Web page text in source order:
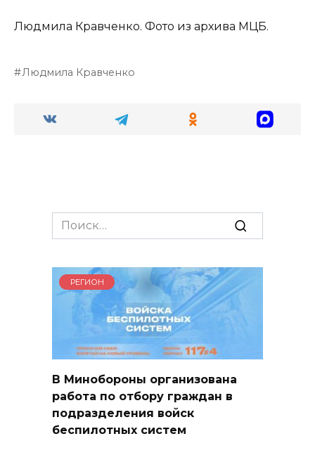
Людмила Кравченко. Фото из архива МЦБ.
Людмила Кравченко
Search
for:
РЕГИОН
В Минобороны организована
работа по отбору граждан в
подразделения войск
беспилотных систем